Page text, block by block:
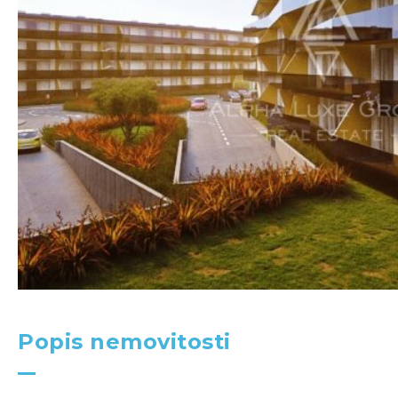
Popis nemovitosti